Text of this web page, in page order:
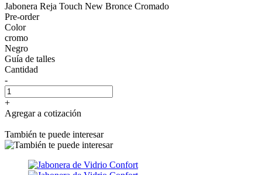
Jabonera Reja Touch New Bronce Cromado
Pre-order
Color
cromo
Negro
Guía de talles
Cantidad
-
+
Agregar a cotización
También te puede interesar